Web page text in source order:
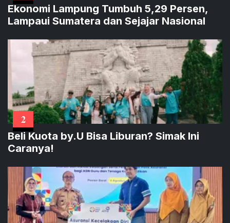
Ekonomi Lampung Tumbuh 5,29 Persen,
Lampaui Sumatera dan Sejajar Nasional
2
Beli Kuota by.U Bisa Liburan? Simak Ini
Caranya!